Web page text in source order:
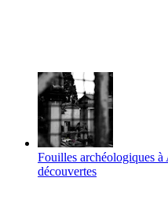
Fouilles archéologiques
découvertes